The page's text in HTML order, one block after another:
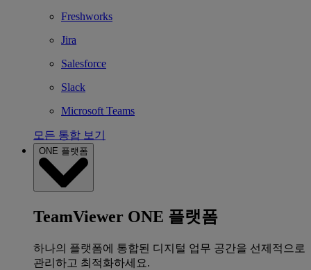
Freshworks
Jira
Salesforce
Slack
Microsoft Teams
모든 통합 보기
ONE 플랫폼
TeamViewer ONE 플랫폼
하나의 플랫폼에 통합된 디지털 업무 공간을 선제적으로
관리하고 최적화하세요.